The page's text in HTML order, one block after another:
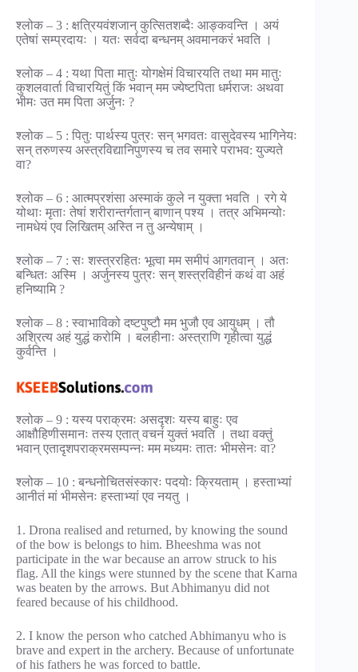
श्लोक – 3 : क्षत्रियवंशजान् कुत्सितशब्दैः आङ्कवन्ति । अयं
एतेषां सम्प्रदायः । यतः सर्वदा बन्धनम् अवमानकरं भवति ।
श्लोक – 4 : यथा पिता मातुः योगक्षेमं विचारयति तथा मम मातुः
कुशलवार्ता विचारयितुं किं भवान् मम ज्येष्टपिता धर्मराजः अथवा
भीमः उत मम पिता अर्जुनः ?
श्लोक – 5 : पितुः पार्थस्य पुत्रः सन् भगवतः वासुदेवस्य भागिनेयः
सन् तरुणस्य अस्त्रविद्यानिपुणस्य च तव समारे पराभव: युज्यते
वा?
श्लोक – 6 : आत्मप्रशंसा अस्माकं कुले न युक्ता भवति । रगे ये
योथाः मृताः तेषां शरीरान्तर्गतान् बाणान् पश्य । तत्र अभिमन्योः
नामधेयं एव लिखितम् अस्ति न तु अन्येषाम् ।
श्लोक – 7 : सः शस्त्ररहितः भूत्वा मम समीपं आगतवान् । अतः
बन्धितः अस्मि । अर्जुनस्य पुत्रः सन् शस्त्रविहीनं कथं वा अहं
हनिष्यामि ?
श्लोक – 8 : स्वाभाविको दष्टपुष्टौ मम भुजौ एव आयुधम् । तौ
अश्रित्य अहं युद्धं करोमि । बलहीनाः अस्त्राणि गृहीत्वा युद्धं
कुर्वन्ति ।
श्लोक – 9 : यस्य पराक्रमः असदृशः यस्य बाहुः एव
आक्षौहिणीसमानः तस्य एतात् वचनं युक्तं भवति । तथा वक्तुं
भवान् एतादृशपराक्रमसम्पन्नः मम मध्यमः तातः भीमसेनः वा?
श्लोक – 10 : बन्धनोचितसंस्कारः पदयोः क्रियताम् । हस्ताभ्यां
आनीतं मां भीमसेनः हस्ताभ्यां एव नयतु ।
1. Drona realised and returned, by knowing the sound
of the bow is belongs to him. Bheeshma was not
participate in the war because an arrow struck to his
flag. All the kings were stunned by the scene that Karna
was beaten by the arrows. But Abhimanyu did not
feared because of his childhood.
2. I know the person who catched Abhimanyu who is
brave and expert in the archery. Because of unfortunate
of his fathers he was forced to battle.